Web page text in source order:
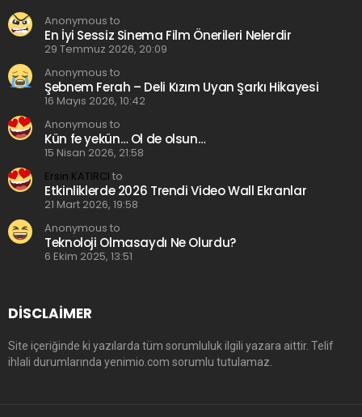
Anonymous to
En İyi Sessiz Sinema Film Önerileri Nelerdir
29 Temmuz 2026, 20:09
Anonymous to
Şebnem Ferah – Deli Kızım Uyan Şarkı Hikayesi
16 Mayıs 2026, 10:42
Anonymous to
Kün fe yekün… Ol de olsun…
15 Nisan 2026, 21:58
Ersin KATIRCI to
Etkinliklerde 2026 Trendi Video Wall Ekranlar
21 Mart 2026, 19:58
Anonymous to
Teknoloji Olmasaydı Ne Olurdu?
6 Ekim 2025, 13:51
DISCLAIMER
Site içeriğinde ki yazılarda tüm sorumluluk ilgili yazara aittir. Telif
ihlali durumlarında yenimio.com sorumlu tutulamaz.